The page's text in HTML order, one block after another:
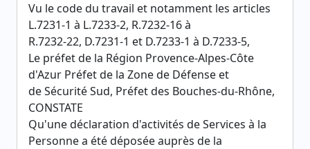
Vu le code du travail et notamment les articles
L.7231-1 à L.7233-2, R.7232-16 à
R.7232-22, D.7231-1 et D.7233-1 à D.7233-5,
Le préfet de la Région Provence-Alpes-Côte
d'Azur Préfet de la Zone de Défense et
de Sécurité Sud, Préfet des Bouches-du-Rhône,
CONSTATE
Qu'une déclaration d'activités de Services à la
Personne a été déposée auprès de la